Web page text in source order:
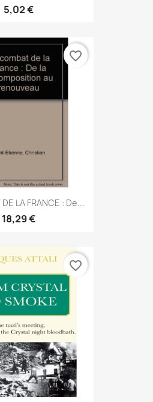
5,02 €
LA FRANCE : De...
18,29 €
favorite_border
favorite_border